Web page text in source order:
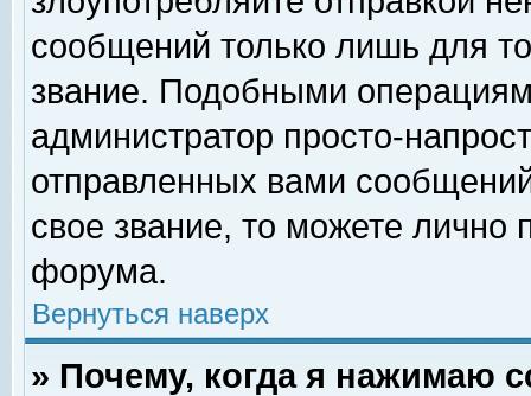
сообщений только лишь для
звание. Подобными
администратор просто-
отправленных вами
свое звание, то можете лично
форума.
Вернуться наверх
» Почему, когда я нажимаю